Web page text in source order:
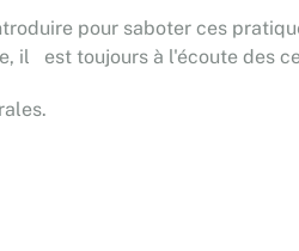
pour saboter ces
il est toujours à l'écoute des